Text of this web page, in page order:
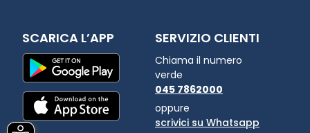
SCARICA L’APP SERVIZIO CLIENTI
Chiama il numero
verde
045 7862000
oppure
scrivici su Whatsapp